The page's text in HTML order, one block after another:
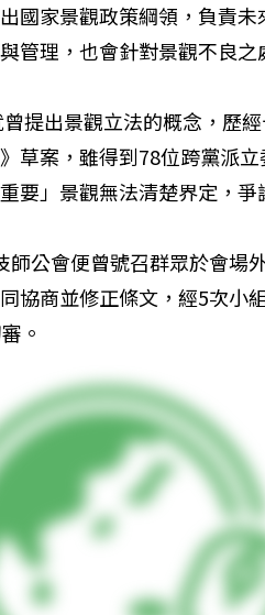
國家景觀政策綱領，負責
管理，也會針對景觀不良之
提出景觀立法的概念，歷
草案，雖得到78位跨黨派
要」景觀無法清楚界定，爭
師公會便曾號召群眾於會場
協商並修正條文，經5次小
。